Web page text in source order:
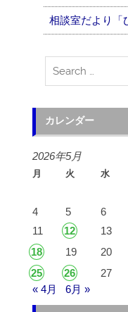
相談室だより「
カレンダー
2026年5月
月 火 水
4
5 6
11
12 13
18
19 20
25
26 27
« 4月
6月 »